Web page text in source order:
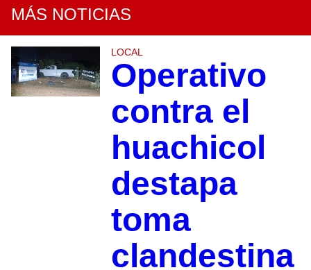
MÁS NOTICIAS
LOCAL
Operativo
contra el
huachicol
destapa
toma
clandestina